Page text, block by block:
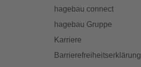
hagebau connect
hagebau Gruppe
Karriere
Barrierefreiheitserklärung